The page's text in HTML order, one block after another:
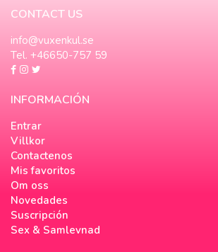
CONTACT US
info@vuxenkul.se
Tel. +46650-757 59
INFORMACIÓN
Entrar
Villkor
Contactenos
Mis favoritos
Om oss
Novedades
Suscripción
Sex & Samlevnad